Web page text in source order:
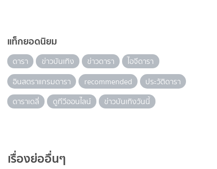
แท็กยอดนิยม
ดารา ข่าวบันเทิง ข่าวดารา
ไอจีดารา
อินสตราแกรมดารา
recommended
ประวัติดารา
ดาราเดลี่
ดูทีวีออนไลน์ ข่าวบันเทิงวันนี้
เรื่องย่ออื่นๆ